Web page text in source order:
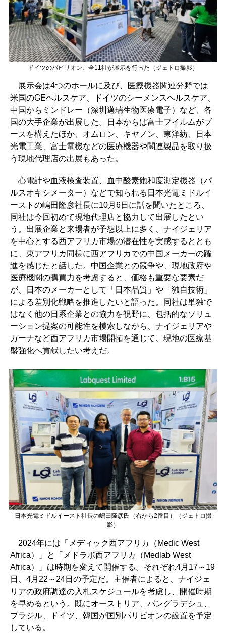
ドイツのパビリオン、全11社が展示を行った（ジェトロ撮影）
展示会は4つのホールに及び、医療機器関連分野では
米国のGEヘルスケア、ドイツのシーメンスヘルスケア、
中国からミンドレー（深圳邁瑞生物医療電子）など、各
国の大手企業が出展した。日本からは富士フイルムがブ
ースを構えたほか、オムロン、キヤノン、東洋紡、日本
光電工業、富士電機などの医療機器や関連製品を取り扱
う現地代理店の出展もあった。
心電計や血液検査装置、血中酸素飽和度測定機器（パ
ルスオキシメーター）などで知られる日本光電ミドルイ
ーストの嶋田隆彦社長に10月 6日に話を聞いたところ、
同社は今回初めて現地代理店と協力して出展したとい
う。出展企業と来場者が予想以上に多く、ナイジェリア
を中心とする西アフリカ市場の潜在性を実感するととも
に、東アフリカ同様に西アフリカでの中国メーカーの躍
進を感じたと話した。中国企業との競争や、現地政府や
医療機関の購買力を考慮すると、価格も重要な要素だ
が、日本のメーカーとして「日本品質」や「独自技術」
による差別化戦略を推進したいと語った。同社は単独で
はなく他の日系企業との協力を視野に、包括的なソリュ
ーション提案の可能性を模索しながら、ナイジェリアや
ガーナなど西アフリカ市場開拓を通じて、現地の医療基
盤強化へ貢献したい考えだ。
日本光電ミドルイースト社長の嶋田隆彦氏（右から2番目）（ジェトロ撮
影）
2024年には「メディック西アフリカ（Medic West
Africa）」と「メドラボ西アフリカ（Medlab West
Africa）」は時期を変えて開催する。それぞれ4月17～19
日、4月22～24日の予定だ。主催者によると、ナイジェ
リアの政府調達の入札スケジュールを考慮し、開催時期
を早めるという。既にオーストリア、バングラデシュ、
ブラジル、ドイツ、韓国が国別パリビオンの設置を予定
している。